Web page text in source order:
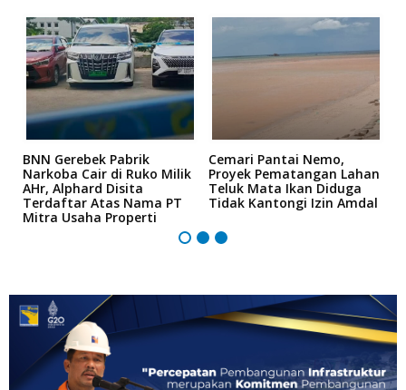
BNN Gerebek Pabrik
Narkoba Cair di Ruko Milik
AHr, Alphard Disita
Terdaftar Atas Nama PT
Mitra Usaha Properti
Cemari Pantai Nemo,
Proyek Pematangan Lahan
Teluk Mata Ikan Diduga
Tidak Kantongi Izin Amdal